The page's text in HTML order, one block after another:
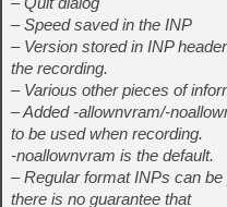
– Speed saved in the INP
– Version stored in INP
the recording.
– Various other pieces of
– Added -allownvram/-
to be used when recording.
-noallownvram is the default.
– Regular format INPs can
there is no guarantee that